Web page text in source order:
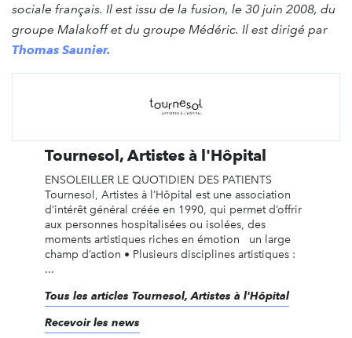
sociale français. Il est issu de la fusion, le 30 juin 2008, du
groupe Malakoff et du groupe Médéric. Il est dirigé par
Thomas Saunier.
Tournesol, Artistes à l'Hôpital
ENSOLEILLER LE QUOTIDIEN DES PATIENTS
Tournesol, Artistes à l’Hôpital est une association
d’intérêt général créée en 1990, qui permet d’offrir
aux personnes hospitalisées ou isolées, des
moments artistiques riches en émotion un large
champ d’action • Plusieurs disciplines artistiques :
...
Tous les articles Tournesol, Artistes à l'Hôpital
Recevoir les news